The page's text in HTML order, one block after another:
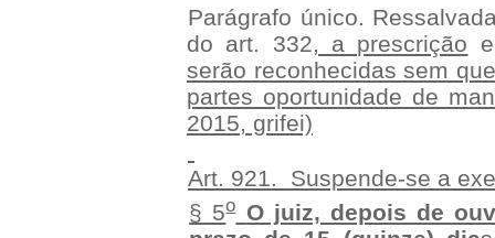
Parágrafo único.
do art. 332, a prescrição
serão reconhecidas sem
partes oportunidade de
2015, grifei)
Art. 921. Suspende-se a
§ 5o O juiz, depois de